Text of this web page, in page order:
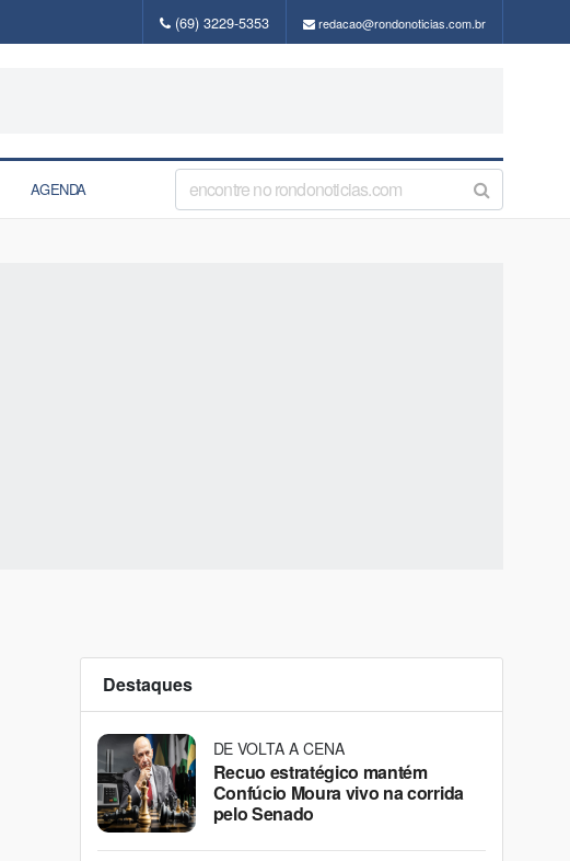
(69) 3229-5353 redacao@rondonoticias.com.br
AGENDA
Destaques
DE VOLTA A CENA
Recuo estratégico mantém
Confúcio Moura vivo na corrida
pelo Senado